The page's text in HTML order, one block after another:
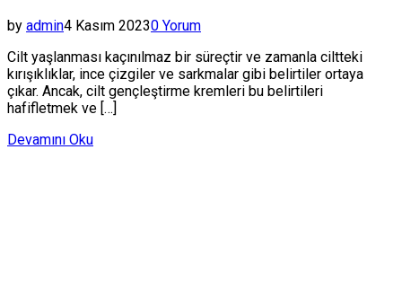
by admin4 Kasım 20230 Yorum
Cilt yaşlanması kaçınılmaz bir süreçtir ve zamanla ciltteki
kırışıklıklar, ince çizgiler ve sarkmalar gibi belirtiler ortaya
çıkar. Ancak, cilt gençleştirme kremleri bu belirtileri
hafifletmek ve […]
Devamını Oku